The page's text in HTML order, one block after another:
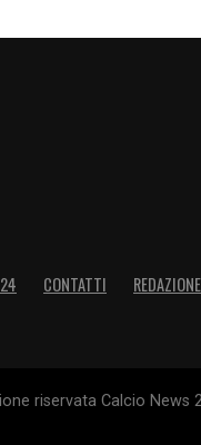
CONTATTI REDAZIONE
riservata Calcio News